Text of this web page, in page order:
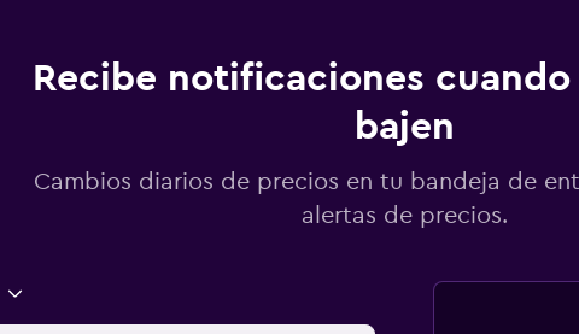
Recibe notificaciones
bajen
Cambios diarios de precios en tu bandeja de
alertas de precios.